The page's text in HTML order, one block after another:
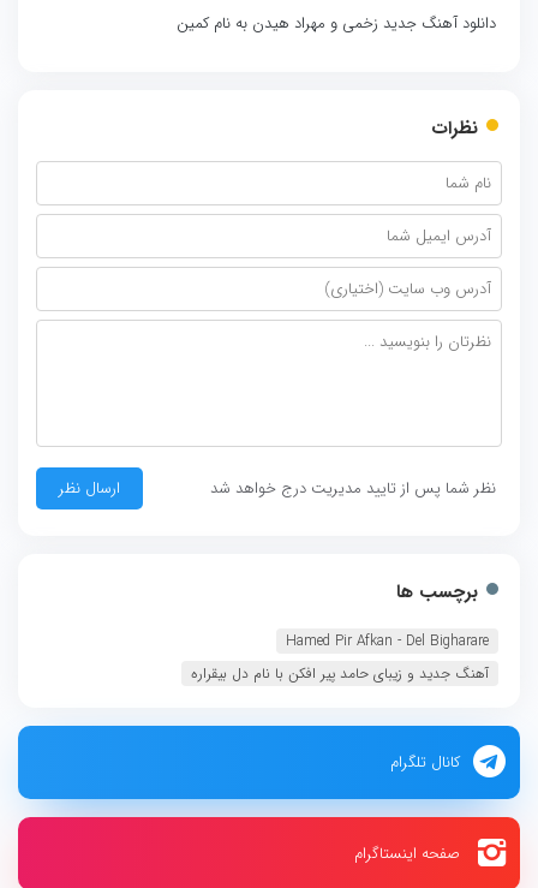
دانلود آهنگ جدید زخمی و مهراد هیدن به نام کمین
نظرات
نظر شما پس از تایید مدیریت درج خواهد شد
برچسب ها
Hamed Pir Afkan - Del Bigharare
آهنگ جدید و زیبای حامد پیر افکن با نام دل بیقراره
کانال تلگرام
صفحه اینستاگرام